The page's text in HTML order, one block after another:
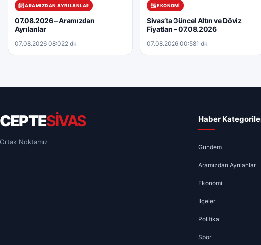
ARAMIZDAN AYRILANLAR
07.08.2026 – Aramızdan
Ayrılanlar
07.08.2026 08:022 dk
EKONOMI
Sivas’ta Güncel Altın ve Döviz
Fiyatları – 07.08.2026
07.08.2026 00:581 dk
CEPTESİVAS
Ortak Noktamız
Haber
Gündem
Aramızdan Ayrılanlar
Ekonomi
İlçeler
Politika
Spor